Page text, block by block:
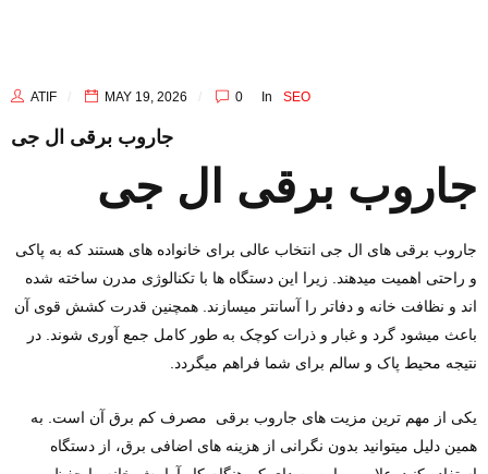
ATIF MAY 19, 2026 0 In SEO
جاروب برقی ال جی
جاروب برقی ال جی
جاروب برقی ‌های ال جی انتخاب عالی برای خانواده‌ های هستند که به پاکی
و راحتی اهمیت میدهند. زیرا این دستگاه‌ ها با تکنالوژی مدرن ساخته شده
‌اند و نظافت خانه و دفاتر را آسانتر میسازند. همچنین قدرت کشش قوی آن
باعث میشود گرد و غبار و ذرات کوچک به‌ طور کامل جمع ‌آوری شوند. در
نتیجه محیط پاک و سالم برای شما فراهم میگردد.
یکی از مهم ‌ترین مزیت ‌های جاروب برقی مصرف کم برق آن است. به
همین دلیل میتوانید بدون نگرانی از هزینه‌ های اضافی برق، از دستگاه